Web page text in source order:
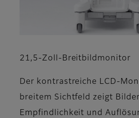
21,5-Zoll-Breitbildmonitor
Der kontrastreiche LCD-
breitem Sichtfeld zeigt
Empfindlichkeit und